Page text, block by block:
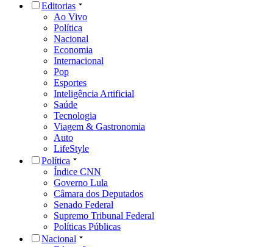
Editorias
Ao Vivo
Política
Nacional
Economia
Internacional
Pop
Esportes
Inteligência Artificial
Saúde
Tecnologia
Viagem & Gastronomia
Auto
LifeStyle
Política
Índice CNN
Governo Lula
Câmara dos Deputados
Senado Federal
Supremo Tribunal Federal
Políticas Públicas
Nacional